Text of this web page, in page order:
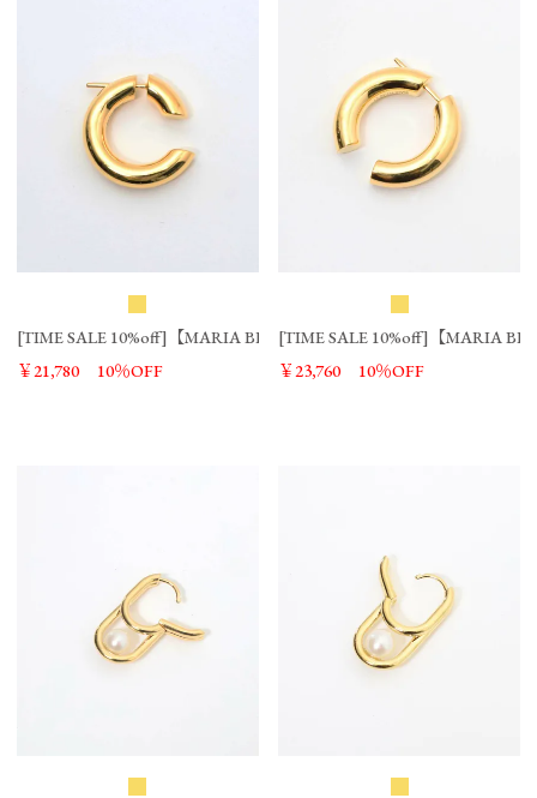
[TIME SALE 10%off]【MARIA BLACK】クローサーアパート フープ
￥21,780
10％OFF
[TIME SALE 10%off]【MARIA
￥23,760
10％OFF